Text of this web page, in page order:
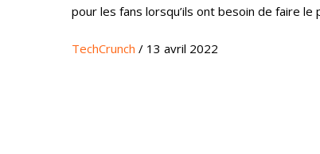
pour les fans lorsqu’ils ont besoin de faire le
TechCrunch / 13 avril 2022